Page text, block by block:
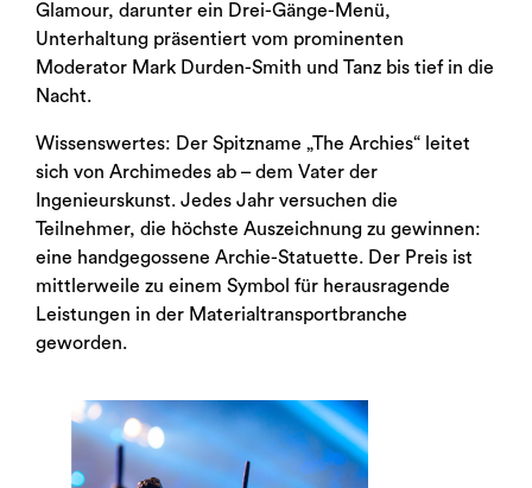
Glamour, darunter ein Drei-Gänge-Menü,
Unterhaltung präsentiert vom prominenten
Moderator Mark Durden-Smith und Tanz bis tief in die
Nacht.
Wissenswertes: Der Spitzname „The Archies“ leitet
sich von Archimedes ab – dem Vater der
Ingenieurskunst. Jedes Jahr versuchen die
Teilnehmer, die höchste Auszeichnung zu gewinnen:
eine handgegossene Archie-Statuette. Der Preis ist
mittlerweile zu einem Symbol für herausragende
Leistungen in der Materialtransportbranche
geworden.